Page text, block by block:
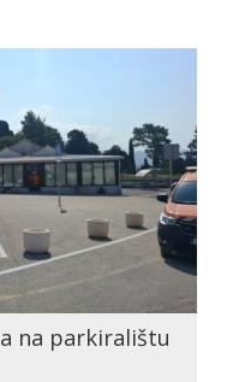
na parkiralištu